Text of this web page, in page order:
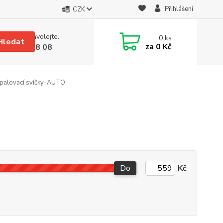
CZK Přihlášení
si rady? Zavolejte.
608 08 18 08
0ks
za 0 Kč
svíčky-AUTO
Do Kč